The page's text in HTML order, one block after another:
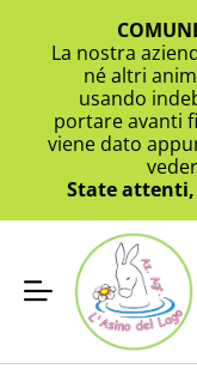
La nostra
né altri
usando
portare avanti
viene dato
State